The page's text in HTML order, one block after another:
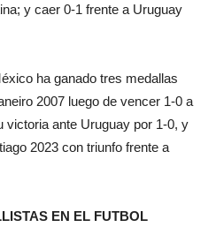
y caer 0-1 frente a Uruguay
ha ganado tres medallas
2007 luego de vencer 1-0 a
victoria ante Uruguay por 1-0, y
2023 con triunfo frente a
EN EL FUTBOL